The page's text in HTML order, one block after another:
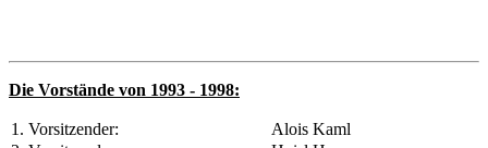
Die Vorstände von 1993 - 1998:
1. Vorsitzender:
Alois Kaml